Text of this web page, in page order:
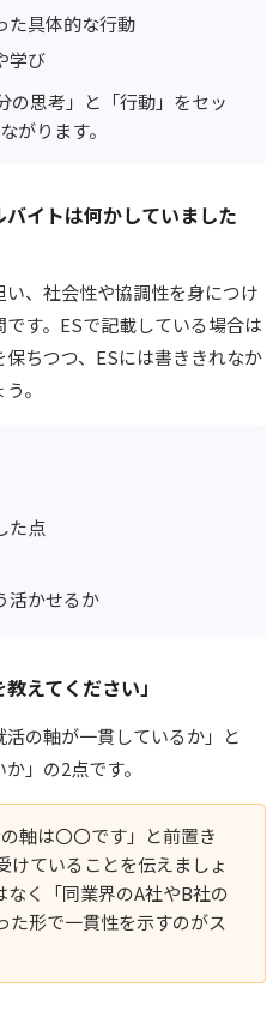
た具体的な行動
学び
思考」と「行動」をセッ
がります。
イトは何かしていました
、社会性や協調性を身につけ
す。ESで記載している場合は
ちつつ、ESには書ききれなか
。
た点
活かせるか
えてください」
の軸が一貫しているか」と
」の2点です。
軸は〇〇です」と前置き
けていることを伝えましょ
なく「同業界のA社やB社の
た形で一貫性を示すのがス